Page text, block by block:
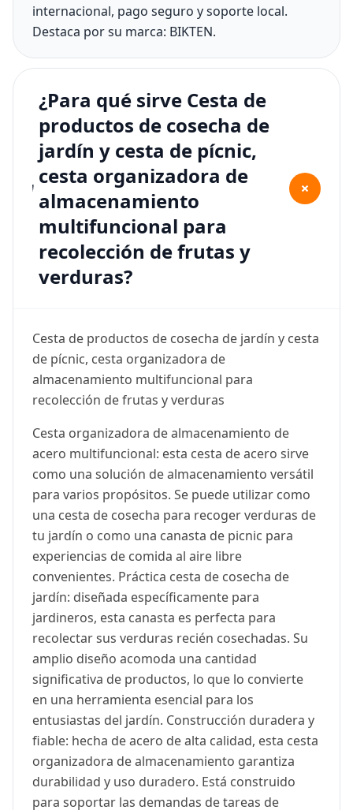
internacional, pago seguro y soporte local.
Destaca por su marca: BIKTEN.
¿Para qué sirve Cesta de
productos de cosecha de
jardín y cesta de pícnic,
cesta organizadora de
almacenamiento
multifuncional para
recolección de frutas y
verduras?
+
Cesta de productos de cosecha de jardín y cesta
de pícnic, cesta organizadora de
almacenamiento multifuncional para
recolección de frutas y verduras
Cesta organizadora de almacenamiento de
acero multifuncional: esta cesta de acero sirve
como una solución de almacenamiento versátil
para varios propósitos. Se puede utilizar como
una cesta de cosecha para recoger verduras de
tu jardín o como una canasta de picnic para
experiencias de comida al aire libre
convenientes. Práctica cesta de cosecha de
jardín: diseñada específicamente para
jardineros, esta canasta es perfecta para
recolectar sus verduras recién cosechadas. Su
amplio diseño acomoda una cantidad
significativa de productos, lo que lo convierte
en una herramienta esencial para los
entusiastas del jardín. Construcción duradera y
fiable: hecha de acero de alta calidad, esta cesta
organizadora de almacenamiento garantiza
durabilidad y uso duradero. Está construido
para soportar las demandas de tareas de